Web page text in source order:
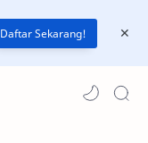
Daftar Sekarang!